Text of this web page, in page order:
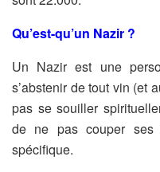
Qu’est-qu’un Nazir ?
Un Nazir est une
s’abstenir de tout vin (et
pas se souiller
de ne pas couper
spécifique.